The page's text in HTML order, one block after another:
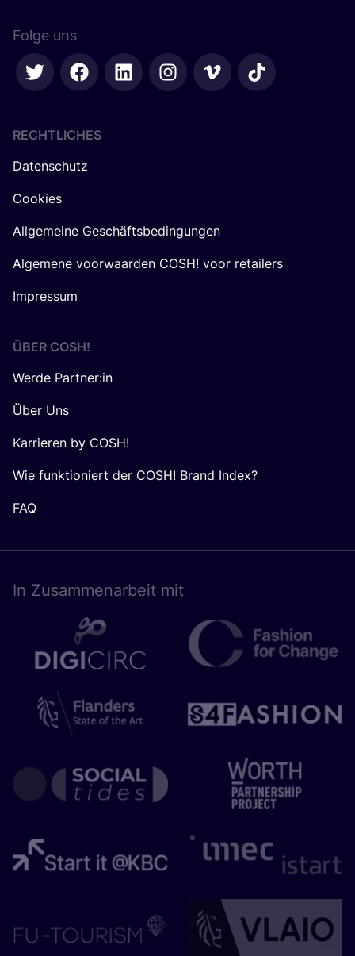
Folge uns
RECHTLICHES
Datenschutz
Cookies
Allgemeine Geschäftsbedingungen
Algemene voorwaarden COSH! voor retailers
Impressum
ÜBER COSH!
Werde Partner:in
Über Uns
Karrieren by COSH!
Wie funktioniert der COSH! Brand Index?
FAQ
In Zusam­men­ar­beit mit